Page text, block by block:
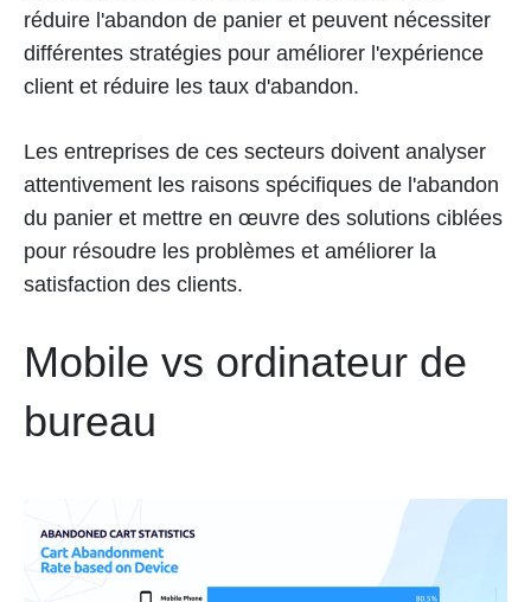
réduire l'abandon de panier et peuvent nécessiter
différentes stratégies pour améliorer l'expérience
client et réduire les taux d'abandon.
Les entreprises de ces secteurs doivent analyser
attentivement les raisons spécifiques de l'abandon
du panier et mettre en œuvre des solutions ciblées
pour résoudre les problèmes et améliorer la
satisfaction des clients.
Mobile vs ordinateur de
bureau